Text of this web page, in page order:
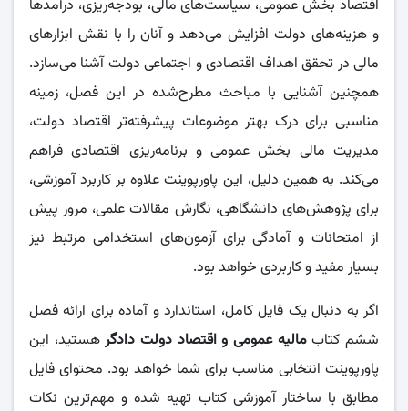
اقتصاد بخش عمومی، سیاست‌های مالی، بودجه‌ریزی، درآمدها
و هزینه‌های دولت افزایش می‌دهد و آنان را با نقش ابزارهای
مالی در تحقق اهداف اقتصادی و اجتماعی دولت آشنا می‌سازد.
همچنین آشنایی با مباحث مطرح‌شده در این فصل، زمینه
مناسبی برای درک بهتر موضوعات پیشرفته‌تر اقتصاد دولت،
مدیریت مالی بخش عمومی و برنامه‌ریزی اقتصادی فراهم
می‌کند. به همین دلیل، این پاورپوینت علاوه بر کاربرد آموزشی،
برای پژوهش‌های دانشگاهی، نگارش مقالات علمی، مرور پیش
از امتحانات و آمادگی برای آزمون‌های استخدامی مرتبط نیز
بسیار مفید و کاربردی خواهد بود.
اگر به دنبال یک فایل کامل، استاندارد و آماده برای ارائه فصل
ششم کتابمالیه عمومی و اقتصاد دولت دادگرهستید، این
پاورپوینت انتخابی مناسب برای شما خواهد بود. محتوای فایل
مطابق با ساختار آموزشی کتاب تهیه شده و مهم‌ترین نکات